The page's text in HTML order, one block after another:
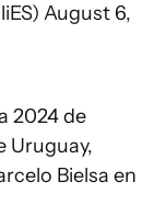
August 6,
2024 de
Uruguay,
Bielsa en